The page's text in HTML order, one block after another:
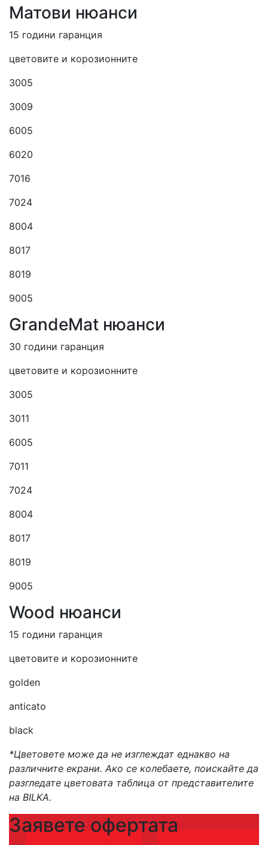
Матови нюанси
15 години гаранция
цветовите и корозионните
3005
3009
6005
6020
7016
7024
8004
8017
8019
9005
GrandeMat нюанси
30 години гаранция
цветовите и корозионните
3005
3011
6005
7011
7024
8004
8017
8019
9005
Wood нюанси
15 години гаранция
цветовите и корозионните
golden
anticato
black
*Цветовете може да не изглеждат еднакво на
различните екрани. Ако се колебаете, поискайте да
разгледате цветовата таблица от представителите
на BILKA.
Заявете офертата